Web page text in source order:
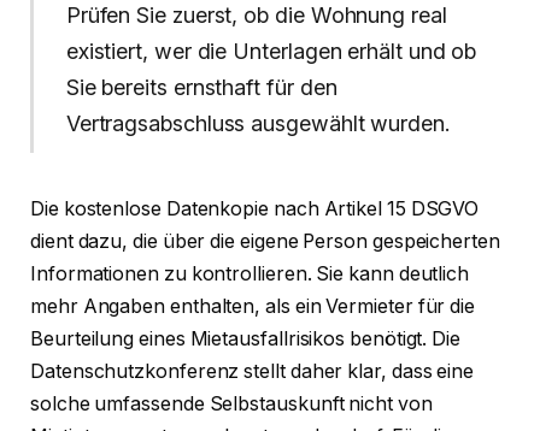
Prüfen Sie zuerst, ob die Wohnung real
existiert, wer die Unterlagen erhält und ob
Sie bereits ernsthaft für den
Vertragsabschluss ausgewählt wurden.
Die kostenlose Datenkopie nach Artikel 15 DSGVO
dient dazu, die über die eigene Person gespeicherten
Informationen zu kontrollieren. Sie kann deutlich
mehr Angaben enthalten, als ein Vermieter für die
Beurteilung eines Mietausfallrisikos benötigt. Die
Datenschutzkonferenz stellt daher klar, dass eine
solche umfassende Selbstauskunft nicht von